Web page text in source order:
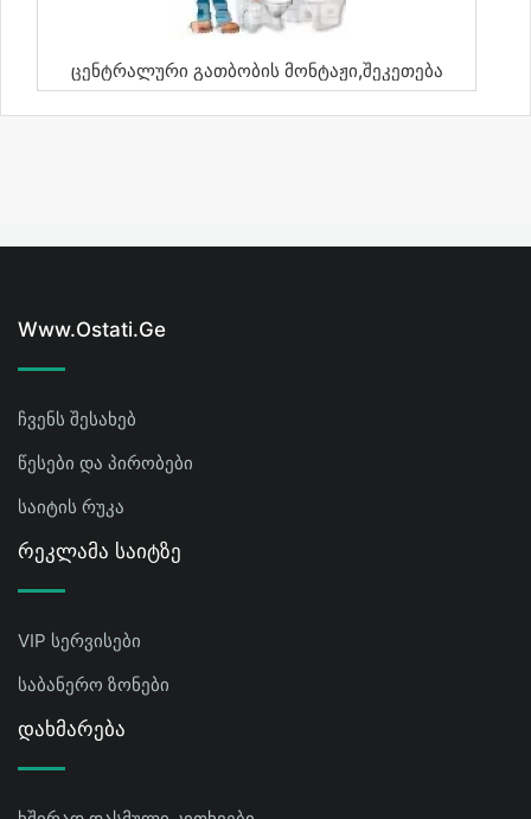
Ცენტრალური Გათბობის Მონტაჟი,შეკეთება
Www.ostati.ge
ჩვენს შესახებ
წესები და პირობები
საიტის რუკა
Რეკლამა Საიტზე
VIP სერვისები
საბანერო ზონები
Დახმარება